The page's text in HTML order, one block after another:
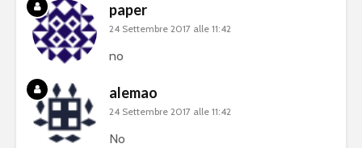
paper
24 Settembre 2017 alle 11:42
no
alemao
24 Settembre 2017 alle 11:42
No